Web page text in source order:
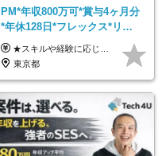
PM*年収800万可*賞与4ヶ月分
*年休128日*フレックス*リモ
ート*30～40代活躍*富士通コ
アパートナー
★スキルや経験に応じて年収700万円～800万円も実現可能！ ★初年度の想定年収：550～650万円 月給34万3750円～40万6250円＋賞与年2回(4ヶ月分)＋残業代全額支給 ※経験・能力を考慮の上、給与金額を決定します ※試用期間は3ヶ月（給与・待遇に差異はありません） ※残業代は全額支給いたします
東京都